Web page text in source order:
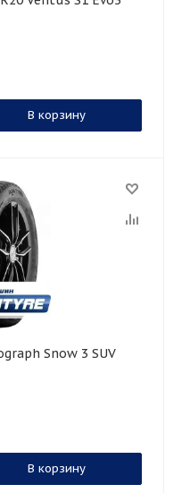
В корзину
В корзину